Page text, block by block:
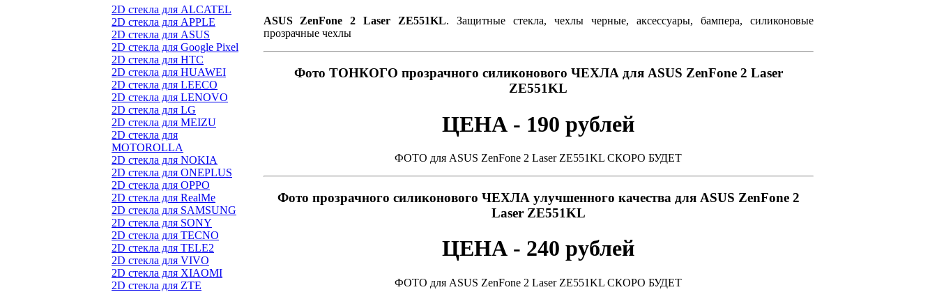
2D стекла для ALCATEL
2D стекла для APPLE
2D стекла для ASUS
2D стекла для Google Pixel
2D стекла для HTC
2D стекла для HUAWEI
2D стекла для LEECO
2D стекла для LENOVO
2D стекла для LG
2D стекла для MEIZU
2D стекла для
MOTOROLLA
2D стекла для NOKIA
2D стекла для ONEPLUS
2D стекла для OPPO
2D стекла для RealMe
2D стекла для SAMSUNG
2D стекла для SONY
2D стекла для TECNO
2D стекла для TELE2
2D стекла для VIVO
2D стекла для XIAOMI
2D стекла для ZTE
ASUS ZenFone 2 Laser ZE551KL. Защитные стекла, чехлы черные, аксессуары, бампера, силиконовые
прозрачные чехлы
Фото ТОНКОГО прозрачного силиконового ЧЕХЛА для ASUS ZenFone 2 Laser
ZE551KL
ЦЕНА - 190 рублей
ФОТО для ASUS ZenFone 2 Laser ZE551KL СКОРО БУДЕТ
Фото прозрачного силиконового ЧЕХЛА улучшенного качества для ASUS ZenFone 2
Laser ZE551KL
ЦЕНА - 240 рублей
ФОТО для ASUS ZenFone 2 Laser ZE551KL СКОРО БУДЕТ